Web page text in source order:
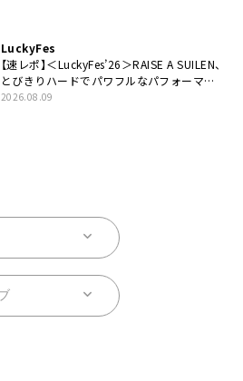
LuckyFes
【速レポ】＜LuckyFes’26＞RAISE A SUILEN、
とびきりハードでパワフルなパフォーマン
ス「一緒に踊っていただけますか？」
2026.08.09